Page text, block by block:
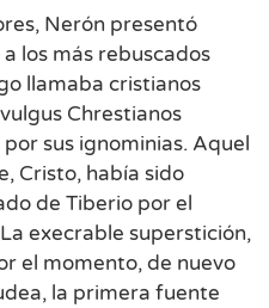
Nerón presentó
los más rebuscados
llamaba cristianos
Chrestianos
sus ignominias. Aquel
Cristo, había sido
de Tiberio por el
execrable superstición,
el momento, de nuevo
la primera fuente